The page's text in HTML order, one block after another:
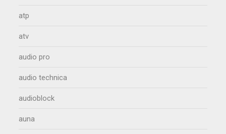
atp
atv
audio pro
audio technica
audioblock
auna